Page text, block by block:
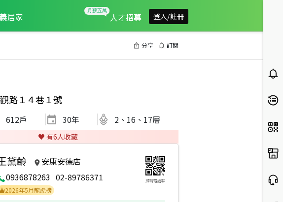
居家 人才招募 登入/註冊
分享 訂閱
路１４巷１號
612戶 30年 2、16、17層
♥️ 有6人收藏
黛齡
安康安德店
0936878263 02-89786371 掃碼電話聊
5月龍虎榜